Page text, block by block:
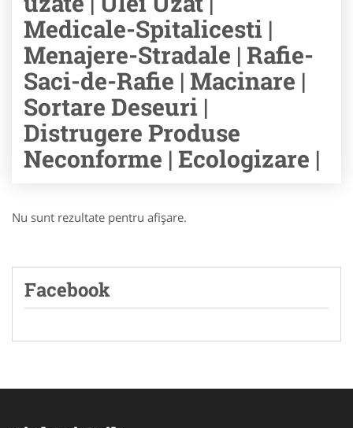
Medicale-Spitalicesti |
Menajere-Stradale | Rafie-
Saci-de-Rafie | Macinare |
Sortare Deseuri |
Distrugere Produse
Neconforme | Ecologizare |
Nu sunt rezultate pentru afişare.
Facebook